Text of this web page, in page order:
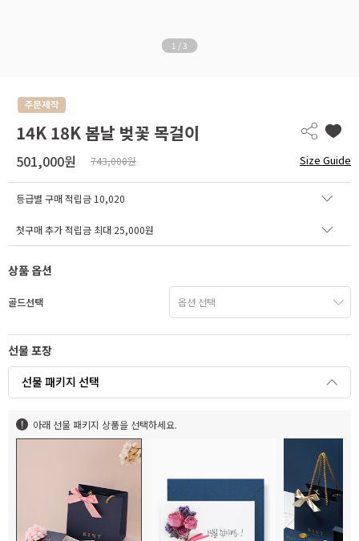
1 / 3
14K 18K 봄날 벚꽃 목걸이
501,000원 743,000원 Size Guide
등급별 구매 적립금 10,020
첫구매 추가 적립금 최대 25,000원
상품 옵션
골드선택
선물 포장
선물 패키지 선택
아래 선물 패키지 상품을 선택하세요.